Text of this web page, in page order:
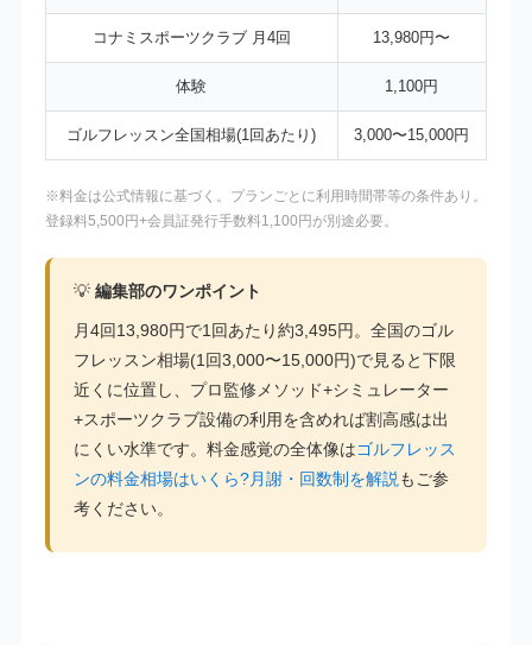
コナミスポーツクラブ 月4回 13,980円〜
体験 1,100円
ゴルフレッスン全国相場(1回あたり) 3,000〜15,000円
※料金は公式情報に基づく。プランごとに利用時間帯等の条件あり。
登録料5,500円+会員証発行手数料1,100円が別途必要。
💡 編集部のワンポイント
月4回13,980円で1回あたり約3,495円。全国のゴル
フレッスン相場(1回3,000〜15,000円)で見ると下限
近くに位置し、プロ監修メソッド+シミュレーター
+スポーツクラブ設備の利用を含めれば割高感は出
にくい水準です。料金感覚の全体像はゴルフレッス
ンの料金相場はいくら?月謝・回数制を解説 もご参
考ください。